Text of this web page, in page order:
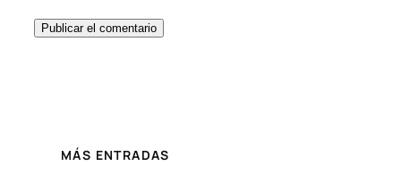
MÁS ENTRADAS